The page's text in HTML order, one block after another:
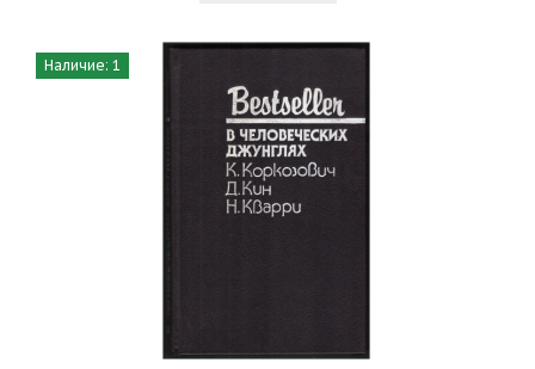
Наличие: 1